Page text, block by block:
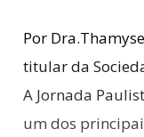
Por
titular da
A Jornada
um dos